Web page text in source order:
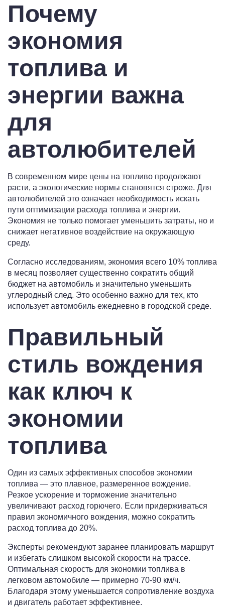
Почему
экономия
топлива и
энергии важна
для
автолюбителей
В современном мире цены на топливо продолжают
расти, а экологические нормы становятся строже. Для
автолюбителей это означает необходимость искать
пути оптимизации расхода топлива и энергии.
Экономия не только помогает уменьшить затраты, но и
снижает негативное воздействие на окружающую
среду.
Согласно исследованиям, экономия всего 10% топлива
в месяц позволяет существенно сократить общий
бюджет на автомобиль и значительно уменьшить
углеродный след. Это особенно важно для тех, кто
использует автомобиль ежедневно в городской среде.
Правильный
стиль вождения
как ключ к
экономии
топлива
Один из самых эффективных способов экономии
топлива — это плавное, размеренное вождение.
Резкое ускорение и торможение значительно
увеличивают расход горючего. Если придерживаться
правил экономичного вождения, можно сократить
расход топлива до 20%.
Эксперты рекомендуют заранее планировать маршрут
и избегать слишком высокой скорости на трассе.
Оптимальная скорость для экономии топлива в
легковом автомобиле — примерно 70-90 км/ч.
Благодаря этому уменьшается сопротивление воздуха
и двигатель работает эффективнее.